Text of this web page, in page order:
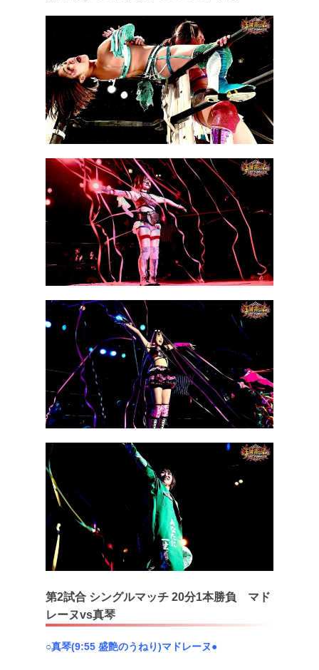
第2試合 シングルマッチ 20分1本勝負 マド
レーヌvs真琴
○真琴(9:55 盛艶のうねり)マドレーヌ●